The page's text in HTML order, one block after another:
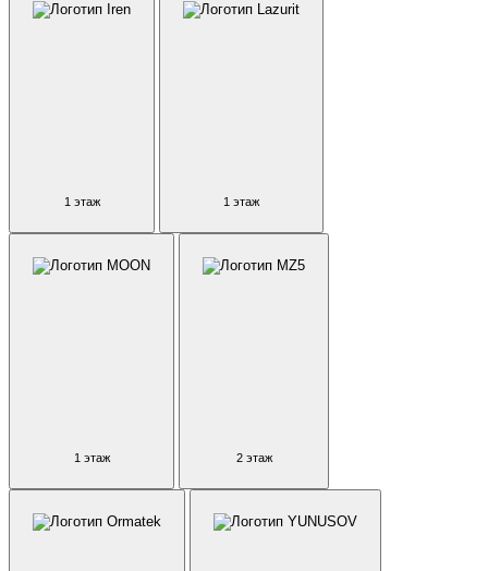
1 этаж 1 этаж
1 этаж 2 этаж